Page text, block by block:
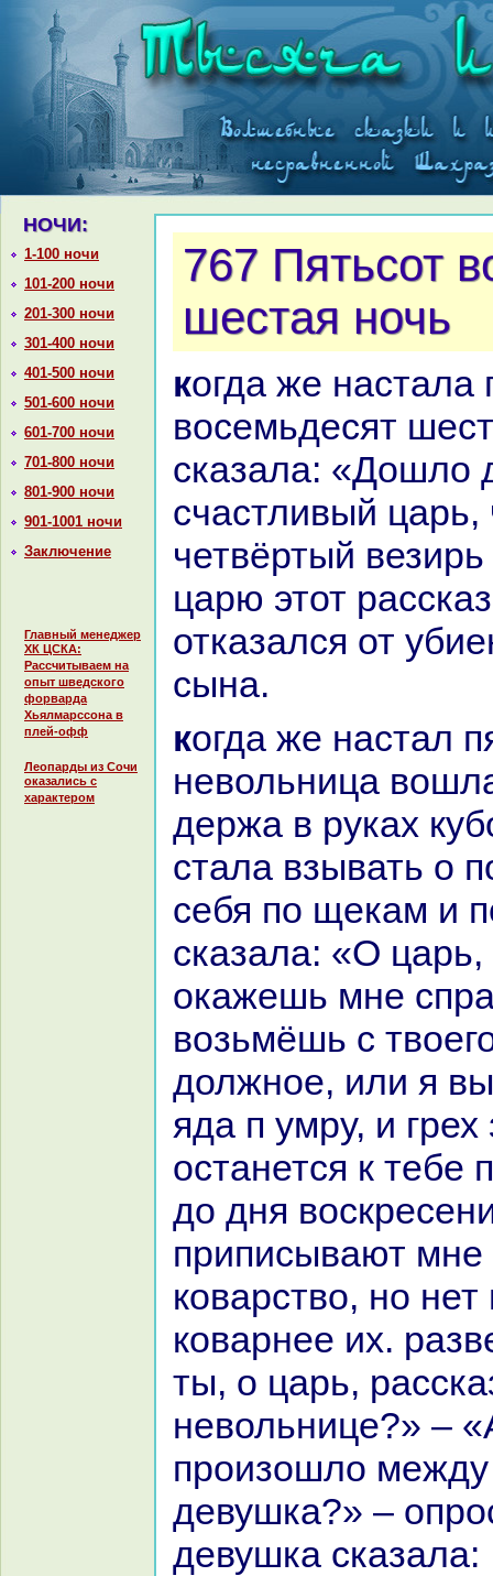
НОЧИ:
1-100 ночи
101-200 ночи
201-300 ночи
301-400 ночи
401-500 ночи
501-600 ночи
601-700 ночи
701-800 ночи
801-900 ночи
901-1001 ночи
Заключение
Главный менеджер
ХК ЦСКА:
Рассчитываем на
опыт шведского
форварда
Хьялмарссона в
плей-офф
Леопарды из Сочи
оказались с
характером
767 Пятьсот
шестая ночь
кoгда же нaстала пятьсот
восемьдесят
сказала: «Дошло
счастливый царь,
четвёртый
царю этот
отказался от
сынa.
кoгда же нaстал пятый день,
невольница
держа в руках
стала взывать о
себя по щекам и
сказала: «О
окажешь мне
возьмёшь с
должное, или я
яда п умру, и
останется к тебе
до дня
приписывают мне
кoварство, но
кoварнее их.
ты, о царь,
невольнице?» –
произошло
девушка?» –
девушка сказала: